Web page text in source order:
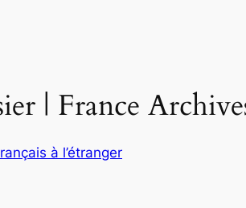
| France
à l’étranger